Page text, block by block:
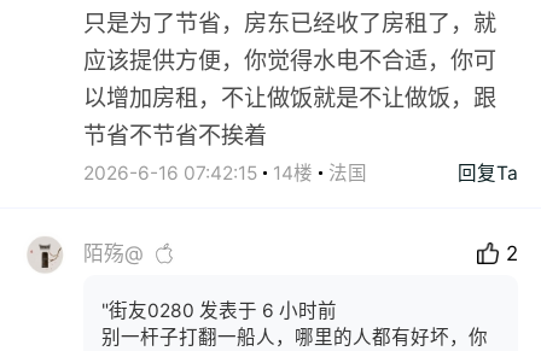
只是为了节省，房东已经收了房租了，就
应该提供方便，你觉得水电不合适，你可
以增加房租，不让做饭就是不让做饭，跟
节省不节省不挨着
2026-6-16 07:42:15 14楼 法国 回复Ta
陌殇@ 2
"街友0280 发表于 6 小时前
别一杆子打翻一船人，哪里的人都有好坏，你